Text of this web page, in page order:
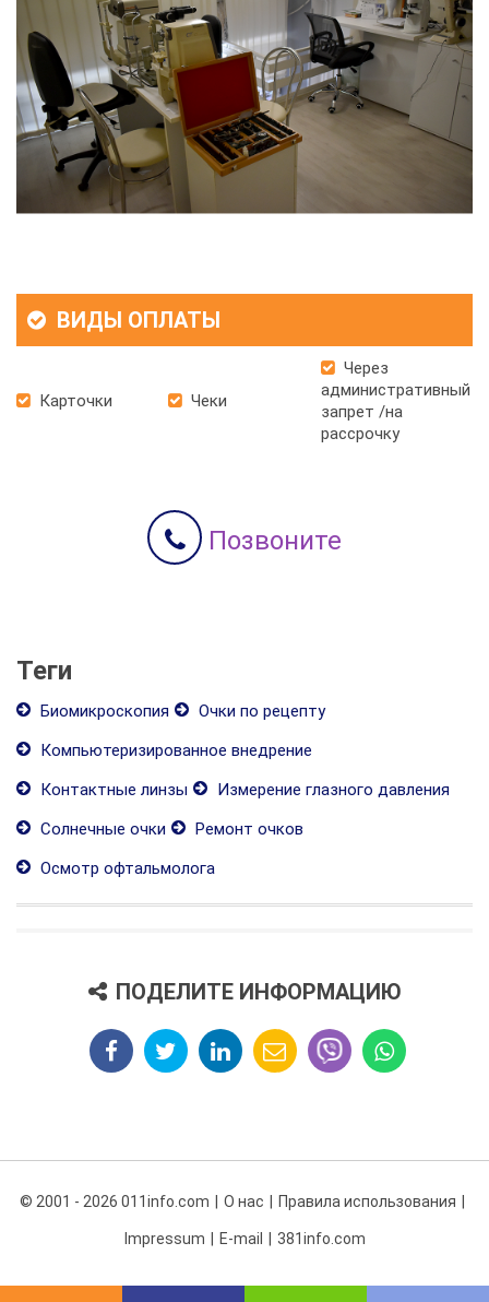
ВИДЫ ОПЛАТЫ
Карточки Чеки
Через
административный
запрет /на
рассрочку
Позвоните
Теги
Биомикроскопия
Очки по рецепту
Компьютеризированное внедрение
Контактные линзы
Измерение глазного давления
Солнечные очки
Ремонт очков
Осмотр офтальмолога
ПОДЕЛИТЕ ИНФОРМАЦИЮ
© 2001 - 2026 011info.com О нас Правила использования
Impressum E-mail 381info.com